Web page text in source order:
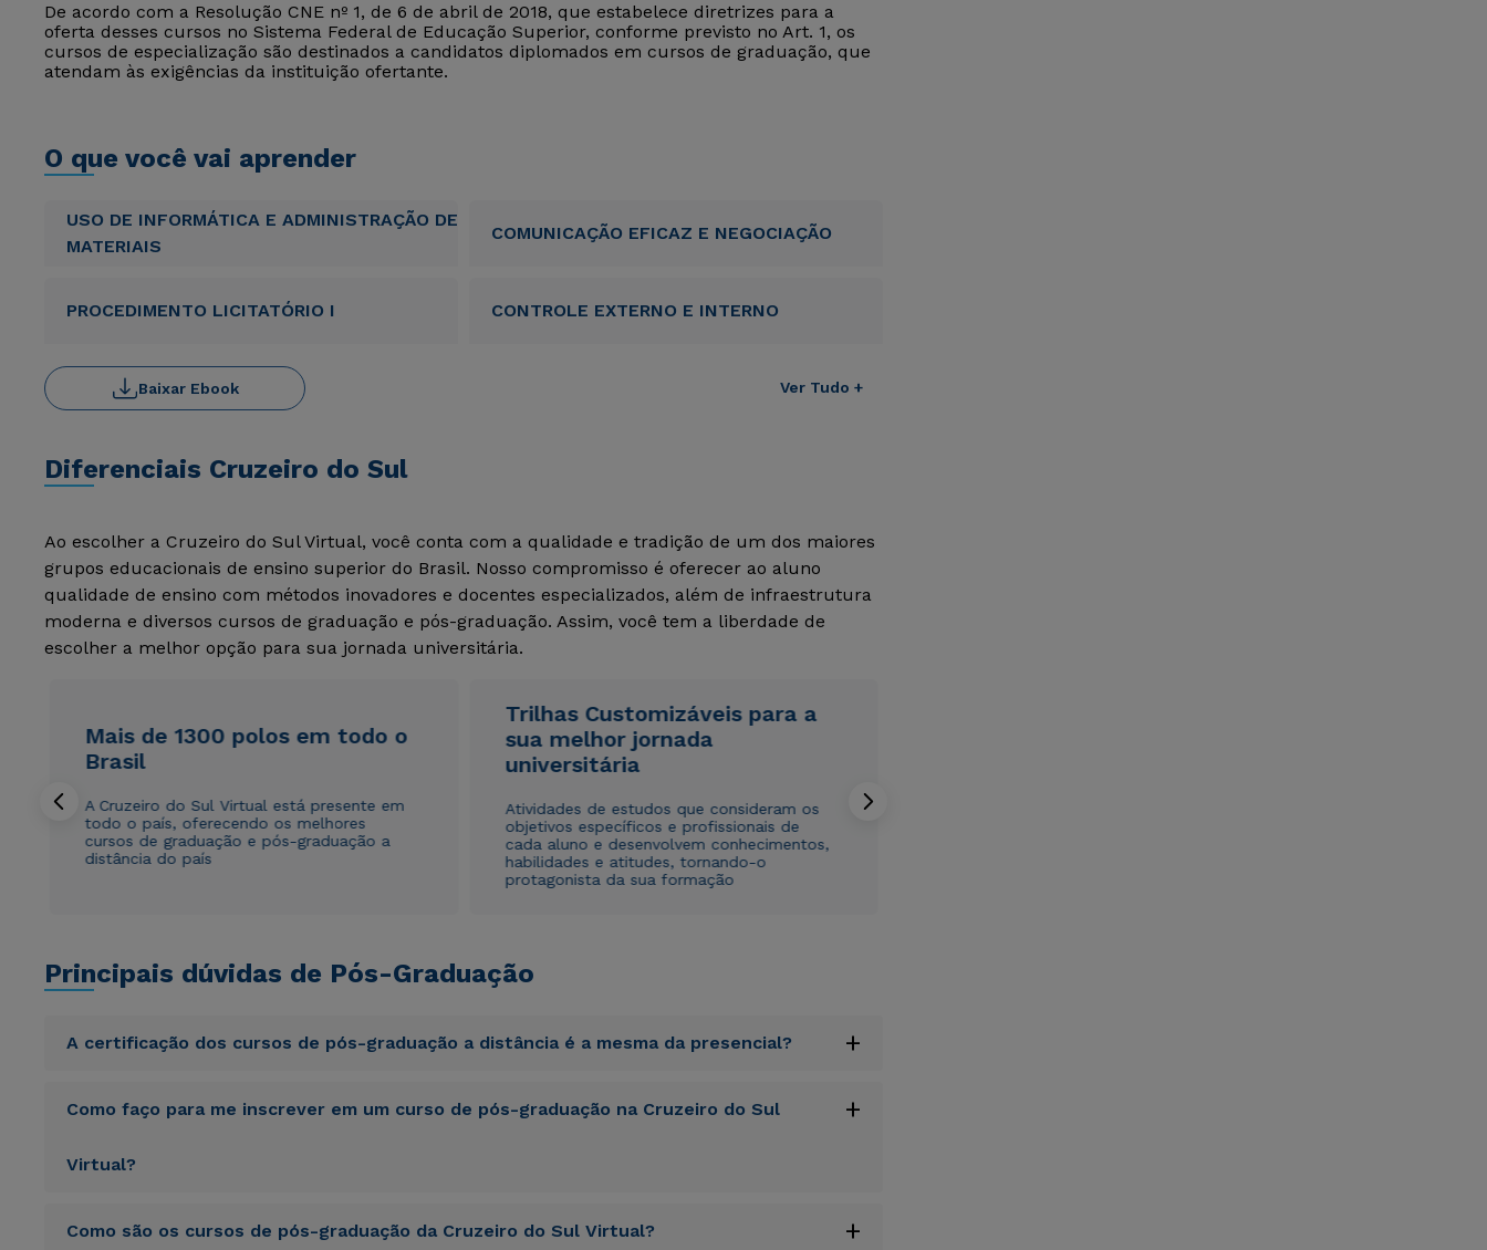
De acordo com a Resolução CNE nº 1, de 6 de abril de 2018, que estabelece diretrizes para a
oferta desses cursos no Sistema Federal de Educação Superior, conforme previsto no Art. 1, os
cursos de especialização são destinados a candidatos diplomados em cursos de graduação, que
atendam às exigências da instituição ofertante.
O que você vai aprender
USO DE INFORMÁTICA E ADMINISTRAÇÃO DE
MATERIAIS
COMUNICAÇÃO EFICAZ E NEGOCIAÇÃO
PROCEDIMENTO LICITATÓRIO I CONTROLE EXTERNO E INTERNO
Ver Tudo +
Baixar Ebook
Diferenciais Cruzeiro do Sul
Ao escolher a Cruzeiro do Sul Virtual, você conta com a qualidade e tradição de um dos maiores
grupos educacionais de ensino superior do Brasil. Nosso compromisso é oferecer ao aluno
qualidade de ensino com métodos inovadores e docentes especializados, além de infraestrutura
moderna e diversos cursos de graduação e pós-graduação. Assim, você tem a liberdade de
escolher a melhor opção para sua jornada universitária.
Mais de 1300 polos em todo o
Brasil
A Cruzeiro do Sul Virtual está presente em
todo o país, oferecendo os melhores
cursos de graduação e pós-graduação a
distância do país
Trilhas Customizáveis para a
sua melhor jornada
universitária
Atividades de estudos que consideram os
objetivos específicos e profissionais de
cada aluno e desenvolvem conhecimentos,
habilidades e atitudes, tornando-o
protagonista da sua formação
Principais dúvidas de Pós-Graduação
A certificação dos cursos de pós-graduação a distância é a mesma da presencial? +
totam rem aperiam, eaque ipsa quae ab illo inventore veritatis et quasi architecto beatae vitae dicta
consequuntur magni dolores eos qui ratione voluptatem sequi nesciunt.
Como faço para me inscrever em um curso de pós-graduação na Cruzeiro do Sul
Virtual?
+
totam rem aperiam, eaque ipsa quae ab illo inventore veritatis et quasi architecto beatae vitae dicta
Como são os cursos de pós-graduação da Cruzeiro do Sul Virtual? +
envio de conteúdos da Cruzeiro do Sul.
envio de conteúdos da Cruzeiro do Sul.